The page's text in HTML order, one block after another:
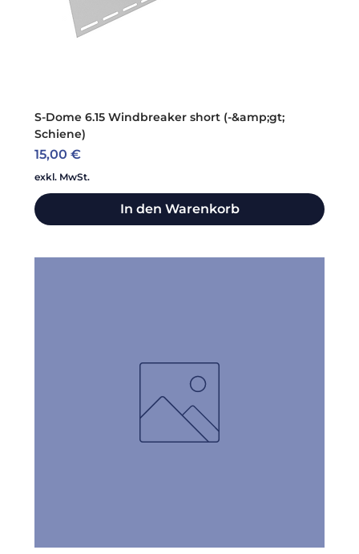
S-Dome 6.15 Windbreaker short (-&amp;gt;
Schiene)
Preis
15,00 €
exkl. MwSt.
In den Warenkorb